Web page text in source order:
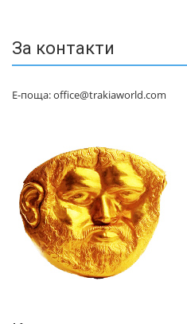
За контакти
Е-поща: office@trakiaworld.com